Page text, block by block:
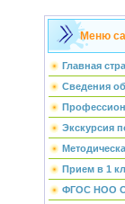
Меню
Главная
Сведения
Экскурсия
Прием в 1
ФГОС НОО